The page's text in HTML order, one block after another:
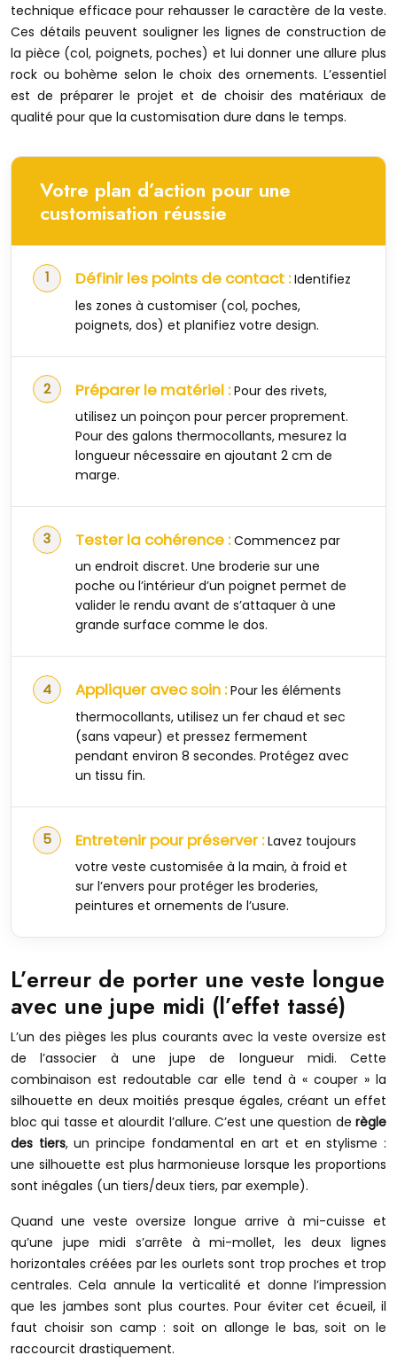
technique efficace pour rehausser le caractère de la veste.
Ces détails peuvent souligner les lignes de construction de
la pièce (col, poignets, poches) et lui donner une allure plus
rock ou bohème selon le choix des ornements. L’essentiel
est de préparer le projet et de choisir des matériaux de
qualité pour que la customisation dure dans le temps.
Votre plan d’action pour une
customisation réussie
Définir les points de contact :Identifiez
les zones à customiser (col, poches,
poignets, dos) et planifiez votre design.
Préparer le matériel :Pour des rivets,
utilisez un poinçon pour percer proprement.
Pour des galons thermocollants, mesurez la
longueur nécessaire en ajoutant 2 cm de
marge.
Tester la cohérence :Commencez par
un endroit discret. Une broderie sur une
poche ou l’intérieur d’un poignet permet de
valider le rendu avant de s’attaquer à une
grande surface comme le dos.
Appliquer avec soin :Pour les éléments
thermocollants, utilisez un fer chaud et sec
(sans vapeur) et pressez fermement
pendant environ 8 secondes. Protégez avec
un tissu fin.
Entretenir pour préserver :Lavez toujours
votre veste customisée à la main, à froid et
sur l’envers pour protéger les broderies,
peintures et ornements de l’usure.
L’erreur de porter une veste longue
avec une jupe midi (l’effet tassé)
L’un des pièges les plus courants avec la veste oversize est
de l’associer à une jupe de longueur midi. Cette
combinaison est redoutable car elle tend à « couper » la
silhouette en deux moitiés presque égales, créant un effet
bloc qui tasse et alourdit l’allure. C’est une question de règle
des tiers, un principe fondamental en art et en stylisme :
une silhouette est plus harmonieuse lorsque les proportions
sont inégales (un tiers/deux tiers, par exemple).
Quand une veste oversize longue arrive à mi-cuisse et
qu’une jupe midi s’arrête à mi-mollet, les deux lignes
horizontales créées par les ourlets sont trop proches et trop
centrales. Cela annule la verticalité et donne l’impression
que les jambes sont plus courtes. Pour éviter cet écueil, il
faut choisir son camp : soit on allonge le bas, soit on le
raccourcit drastiquement.